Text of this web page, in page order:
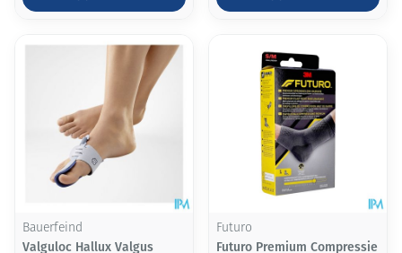
Bauerfeind
Valguloc Hallux Valgus
Futuro
Futuro Premium Compressie